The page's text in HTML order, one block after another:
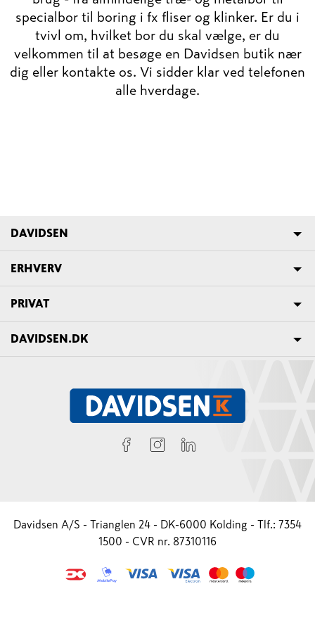
specialbor til boring i fx fliser og klinker. Er du i
tvivl om, hvilket bor du skal vælge, er du
velkommen til at besøge en Davidsen butik nær
dig eller kontakte os. Vi sidder klar ved telefonen
alle hverdage.
DAVIDSEN
ERHVERV
PRIVAT
DAVIDSEN.DK
Davidsen A/S - Trianglen 24 - DK-6000 Kolding - Tlf.: 7354
1500 - CVR nr. 87310116